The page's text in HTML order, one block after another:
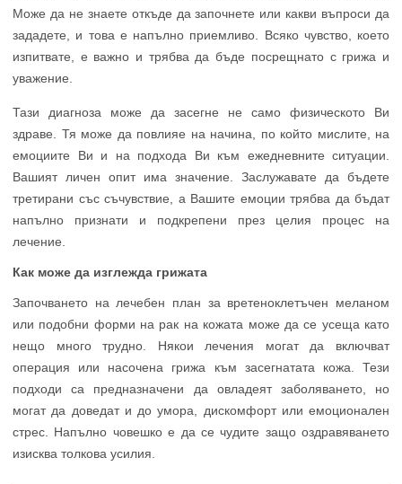
Може да не знаете откъде да започнете или какви въпроси да
зададете, и това е напълно приемливо. Всяко чувство, което
изпитвате, е важно и трябва да бъде посрещнато с грижа и
уважение.
Тази диагноза може да засегне не само физическото Ви
здраве. Тя може да повлияе на начина, по който мислите, на
емоциите Ви и на подхода Ви към ежедневните ситуации.
Вашият личен опит има значение. Заслужавате да бъдете
третирани със съчувствие, а Вашите емоции трябва да бъдат
напълно признати и подкрепени през целия процес на
лечение.
Как може да изглежда грижата
Започването на лечебен план за вретеноклетъчен меланом
или подобни форми на рак на кожата може да се усеща като
нещо много трудно. Някои лечения могат да включват
операция или насочена грижа към засегнатата кожа. Тези
подходи са предназначени да овладеят заболяването, но
могат да доведат и до умора, дискомфорт или емоционален
стрес. Напълно човешко е да се чудите защо оздравяването
изисква толкова усилия.